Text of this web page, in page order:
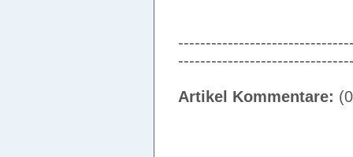
Artikel Kommentare: